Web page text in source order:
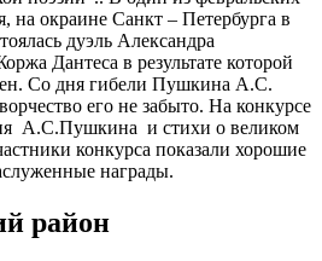
на окраине Санкт – Петербурга в
дуэль Александра
Дантеса в результате которой
Со дня гибели Пушкина А.С.
его не забыто. На конкурсе
А.С.Пушкина и стихи о великом
конкурса показали хорошие
награды.
район